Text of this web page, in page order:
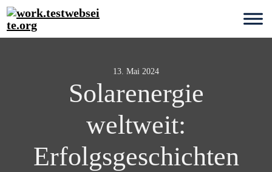
Solarenergie
weltweit:
Erfolgsgeschichten
13. Mai 2024